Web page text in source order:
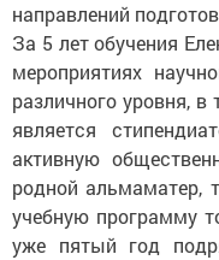
направлений
За 5 лет обучения
мероприятиях
различного уровня,
является
активную
родной альмаматер,
учебную программу
уже пятый год